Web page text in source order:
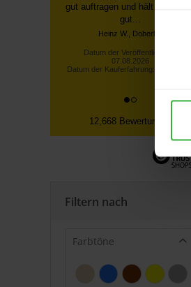
gut auftragen und hält auch sehr
gut...
Heinz W., Doberlug
Datum der Veröffentlichung:
07.08.2026
Datum der Kauferfahrung: 30.07.2026
12,668 Bewertungen
Filtern nach
Farbtöne